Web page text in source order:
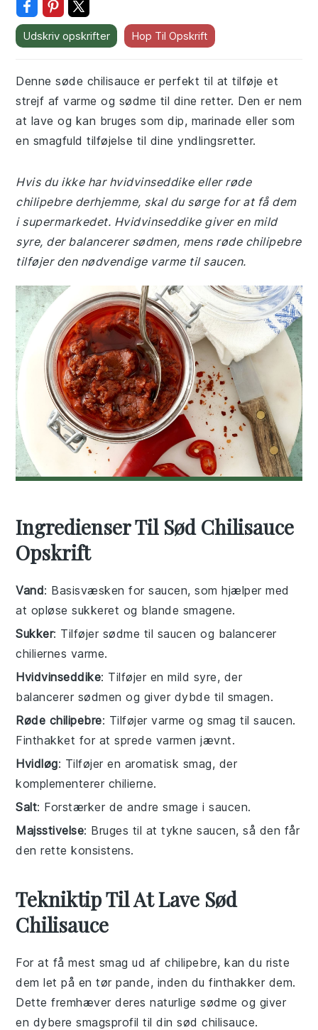
Udskriv opskrifter Hop Til Opskrift
Denne søde chilisauce er perfekt til at tilføje et
strejf af varme og sødme til dine retter. Den er nem
at lave og kan bruges som dip, marinade eller som
en smagfuld tilføjelse til dine yndlingsretter.
Hvis du ikke har hvidvinseddike eller røde
chilipebre derhjemme, skal du sørge for at få dem
i supermarkedet. Hvidvinseddike giver en mild
syre, der balancerer sødmen, mens røde chilipebre
tilføjer den nødvendige varme til saucen.
Ingredienser Til Sød Chilisauce
Opskrift
Vand: Basisvæsken for saucen, som hjælper med
at opløse sukkeret og blande smagene.
Sukker: Tilføjer sødme til saucen og balancerer
chiliernes varme.
Hvidvinseddike: Tilføjer en mild syre, der
balancerer sødmen og giver dybde til smagen.
Røde chilipebre: Tilføjer varme og smag til saucen.
Finthakket for at sprede varmen jævnt.
Hvidløg: Tilføjer en aromatisk smag, der
komplementerer chilierne.
Salt: Forstærker de andre smage i saucen.
Majsstivelse: Bruges til at tykne saucen, så den får
den rette konsistens.
Tekniktip Til At Lave Sød
Chilisauce
For at få mest smag ud afchilipebre, kan du riste
dem let på en tør pande, inden du finthakker dem.
Dette fremhæver deres naturlige sødme og giver
en dybere smagsprofil til dinsød chilisauce.